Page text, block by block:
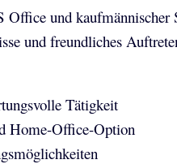
und kaufmännischer
und freundliches
Tätigkeit
Home-Office-Option